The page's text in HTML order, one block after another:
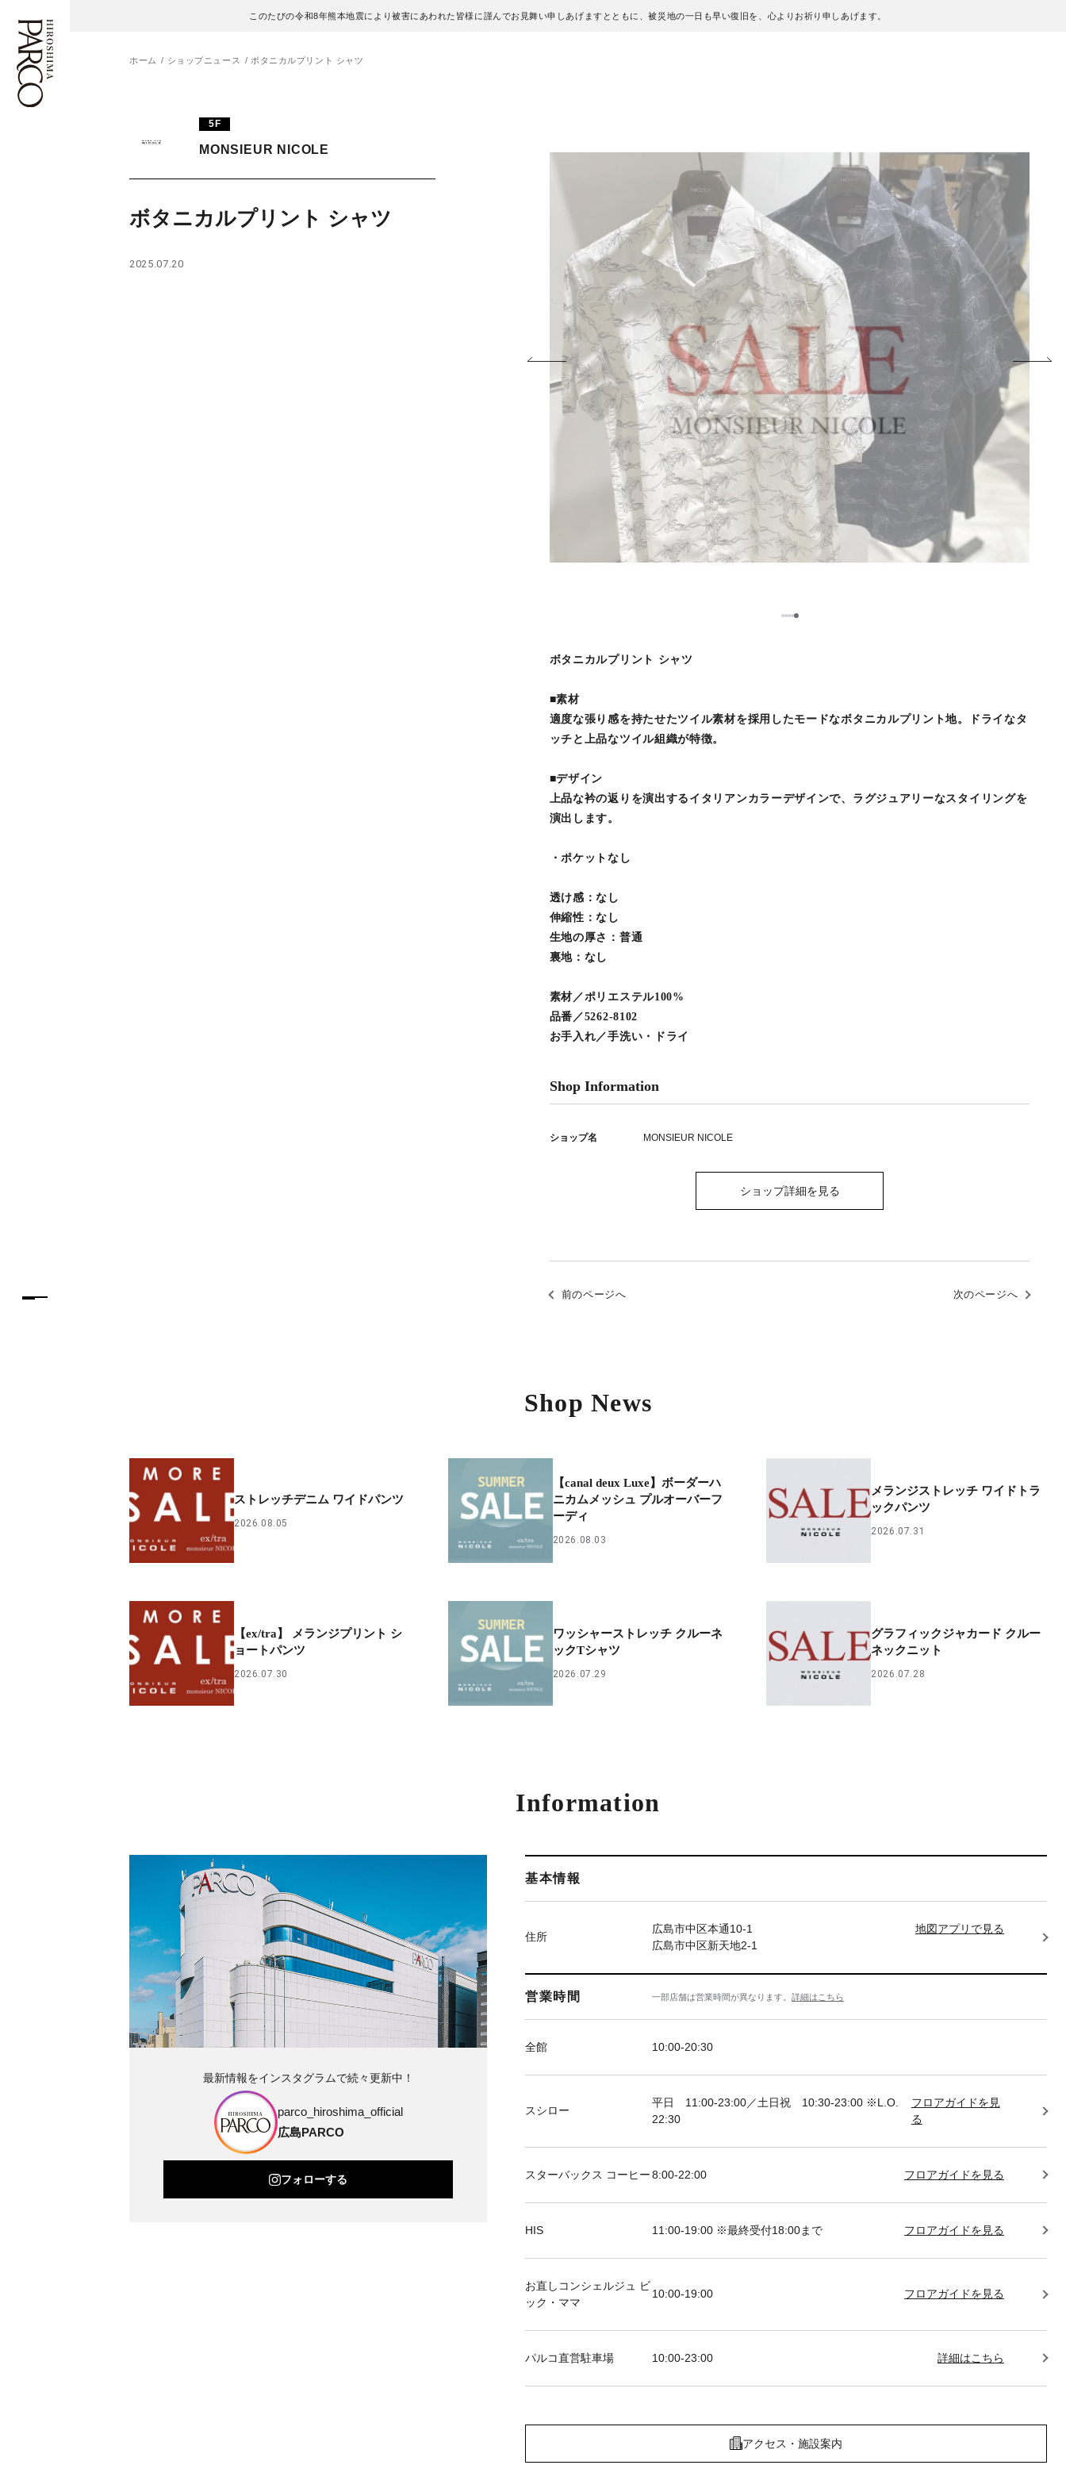
このたびの令和8年熊本地震により被害にあわれた皆様に謹んでお見舞い申しあげますとともに、被災地の一日も早い復旧を、心よりお祈り申しあげます。
施設案内・アクセス
ホーム ショップニュース ボタニカルプリント シャツ
5F
MONSIEUR NICOLE
ボタニカルプリント シャツ
2025.07.20
12345
ボタニカルプリント シャツ
■素材
適度な張り感を持たせたツイル素材を採用したモードなボタニカルプリント地。ドライなタ
ッチと上品なツイル組織が特徴。
■デザイン
上品な衿の返りを演出するイタリアンカラーデザインで、ラグジュアリーなスタイリングを
演出します。
・ポケットなし
透け感：なし
伸縮性：なし
生地の厚さ：普通
裏地：なし
素材／ポリエステル100%
品番／5262-8102
お手入れ／手洗い・ドライ
Shop Information
ショップ名 MONSIEUR NICOLE
ショップ詳細を見る
前のページへ 次のページへ
Shop News
ストレッチデニム ワイドパンツ
2026.08.05
【canal deux Luxe】ボーダーハ
ニカムメッシュ プルオーバーフ
ーディ
2026.08.03
メランジストレッチ ワイドトラ
ックパンツ
2026.07.31
【ex/tra】 メランジプリント シ
ョートパンツ
2026.07.30
ワッシャーストレッチ クルーネ
ックTシャツ
2026.07.29
グラフィックジャカード クルー
ネックニット
2026.07.28
Information
基本情報
住所
広島市中区本通10-1
広島市中区新天地2-1
地図アプリで見る
営業時間 一部店舗は営業時間が異なります。詳細はこちら
全館 10:00-20:30
スシロー
平日 11:00-23:00／土日祝 10:30-23:00 ※L.O.
22:30
フロアガイドを見
る
スターバックス コーヒー 8:00-22:00 フロアガイドを見る
HIS 11:00-19:00 ※最終受付18:00まで フロアガイドを見る
お直しコンシェルジュ ビ
ック・ママ
10:00-19:00 フロアガイドを見る
パルコ直営駐車場 10:00-23:00 詳細はこちら
アクセス・施設案内
最新情報をインスタグラムで続々更新中！
parco_hiroshima_official
広島PARCO
フォローする